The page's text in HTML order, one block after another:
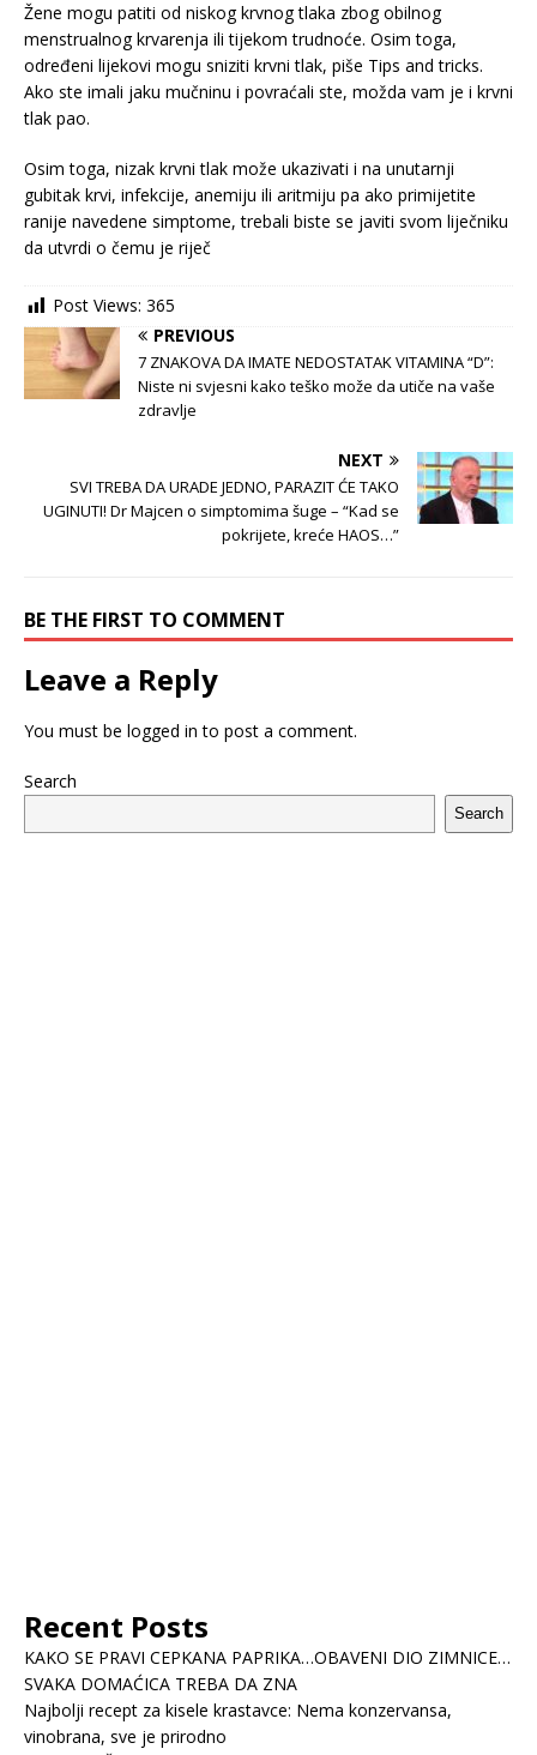
Žene mogu patiti od niskog krvnog tlaka zbog obilnog
menstrualnog krvarenja ili tijekom trudnoće. Osim toga,
određeni lijekovi mogu sniziti krvni tlak, piše Tips and tricks.
Ako ste imali jaku mučninu i povraćali ste, možda vam je i krvni
tlak pao.
Osim toga, nizak krvni tlak može ukazivati i na unutarnji
gubitak krvi, infekcije, anemiju ili aritmiju pa ako primijetite
ranije navedene simptome, trebali biste se javiti svom liječniku
da utvrdi o čemu je riječ
Post Views: 365
PREVIOUS
7 ZNAKOVA DA IMATE NEDOSTATAK VITAMINA “D”:
Niste ni svjesni kako teško može da utiče na vaše
zdravlje
NEXT
SVI TREBA DA URADE JEDNO, PARAZIT ĆE TAKO
UGINUTI! Dr Majcen o simptomima šuge – “Kad se
pokrijete, kreće HAOS…”
BE THE FIRST TO COMMENT
Leave a Reply
You must be logged in to post a comment.
Search
Search
Recent Posts
KAKO SE PRAVI CEPKANA PAPRIKA…OBAVENI DIO ZIMNICE…
SVAKA DOMAĆICA TREBA DA ZNA
Najbolji recept za kisele krastavce: Nema konzervansa,
vinobrana, sve je prirodno